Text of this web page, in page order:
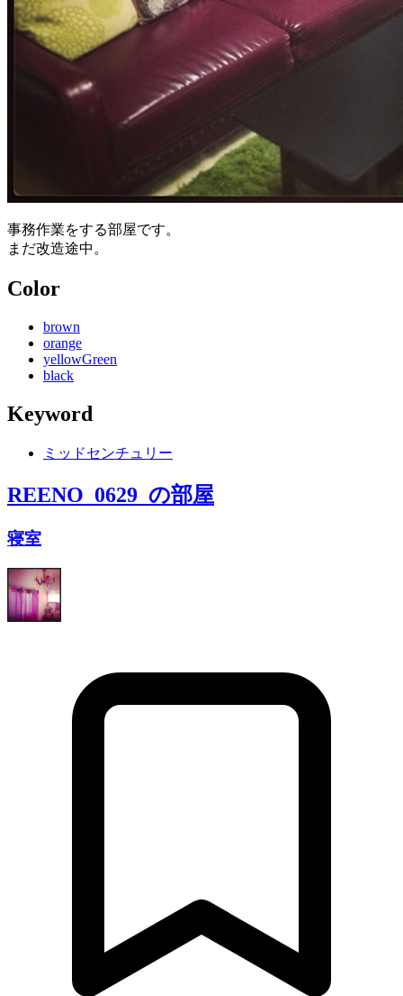
事務作業をする部屋です。
まだ改造途中。
Color
brown
orange
yellowGreen
black
Keyword
ミッドセンチュリー
REENO_0629_ の部屋
寝室